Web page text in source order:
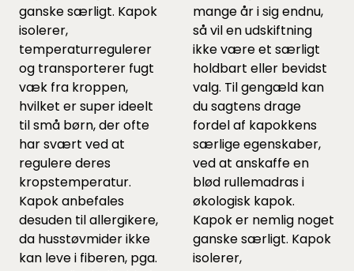
ganske særligt. Kapok
isolerer,
temperaturregulerer
og transporterer fugt
væk fra kroppen,
hvilket er super ideelt
til små børn, der ofte
har svært ved at
regulere deres
kropstemperatur.
Kapok anbefales
desuden til allergikere,
da husstøvmider ikke
kan leve i fiberen, pga.
mange år i sig endnu,
så vil en udskiftning
ikke være et særligt
holdbart eller bevidst
valg. Til gengæld kan
du sagtens drage
fordel af kapokkens
særlige egenskaber,
ved at anskaffe en
blød rullemadras i
økologisk kapok.
Kapok er nemlig noget
ganske særligt. Kapok
isolerer,